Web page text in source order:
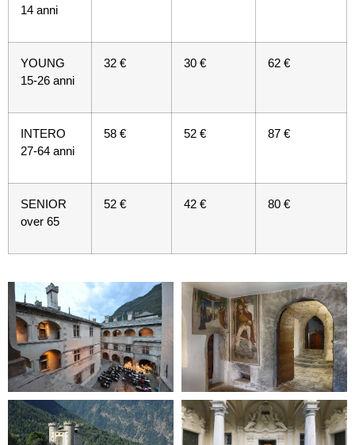
14 anni
YOUNG
15-26 anni
32 € 30 € 62 €
INTERO
27-64 anni
58 € 52 € 87 €
SENIOR
over 65
52 € 42 € 80 €